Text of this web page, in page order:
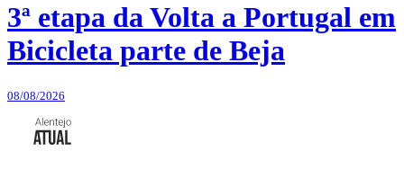
3ª etapa da Volta a Portugal em
Bicicleta parte de Beja
08/08/2026